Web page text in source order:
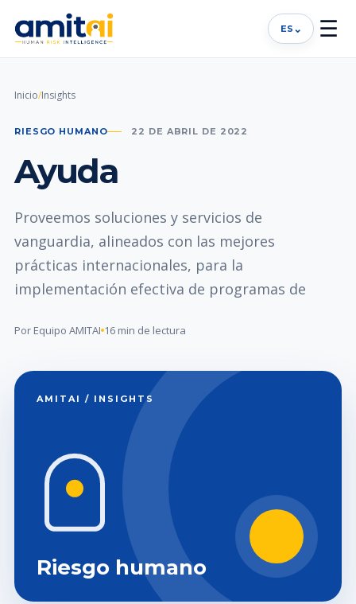
ES ⌄ ☰
Inicio/Insights
RIESGO HUMANO 22 DE ABRIL DE 2022
Ayuda
Proveemos soluciones y servicios de
vanguardia, alineados con las mejores
prácticas internacionales, para la
implementación efectiva de programas de
Por Equipo AMITAI 16 min de lectura
AMITAI / INSIGHTS
Riesgo humano